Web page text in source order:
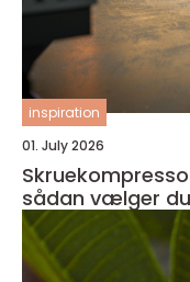
inspiration
01. July 2026
sådan vælger